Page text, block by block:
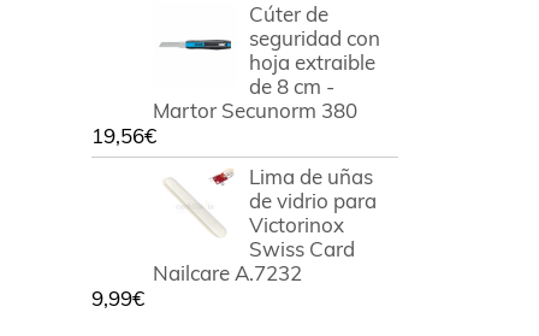
Cúter de
seguridad con
hoja extraible
de 8 cm -
Martor Secunorm 380
19,56€
Lima de uñas
de vidrio para
Victorinox
Swiss Card
Nailcare A.7232
9,99€